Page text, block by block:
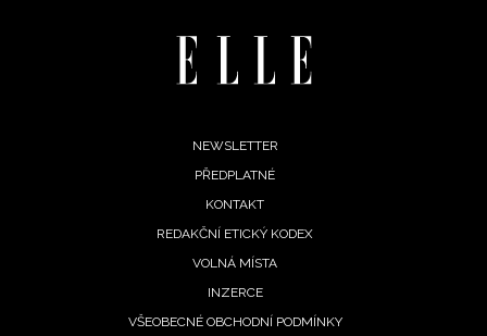
NEWSLETTER
PŘEDPLATNÉ
KONTAKT
REDAKČNÍ ETICKÝ KODEX
VOLNÁ MÍSTA
INZERCE
VŠEOBECNÉ OBCHODNÍ PODMÍNKY